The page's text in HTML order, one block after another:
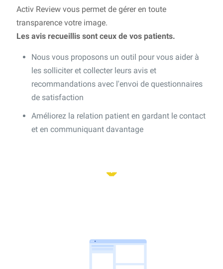
Activ Review vous permet de gérer en toute
transparence votre image.
Les avis recueillis sont ceux de vos patients.
Nous vous proposons un outil pour vous aider à
les solliciter et collecter leurs avis et
recommandations avec l'envoi de questionnaires
de satisfaction
Améliorez la relation patient en gardant le contact
et en communiquant davantage